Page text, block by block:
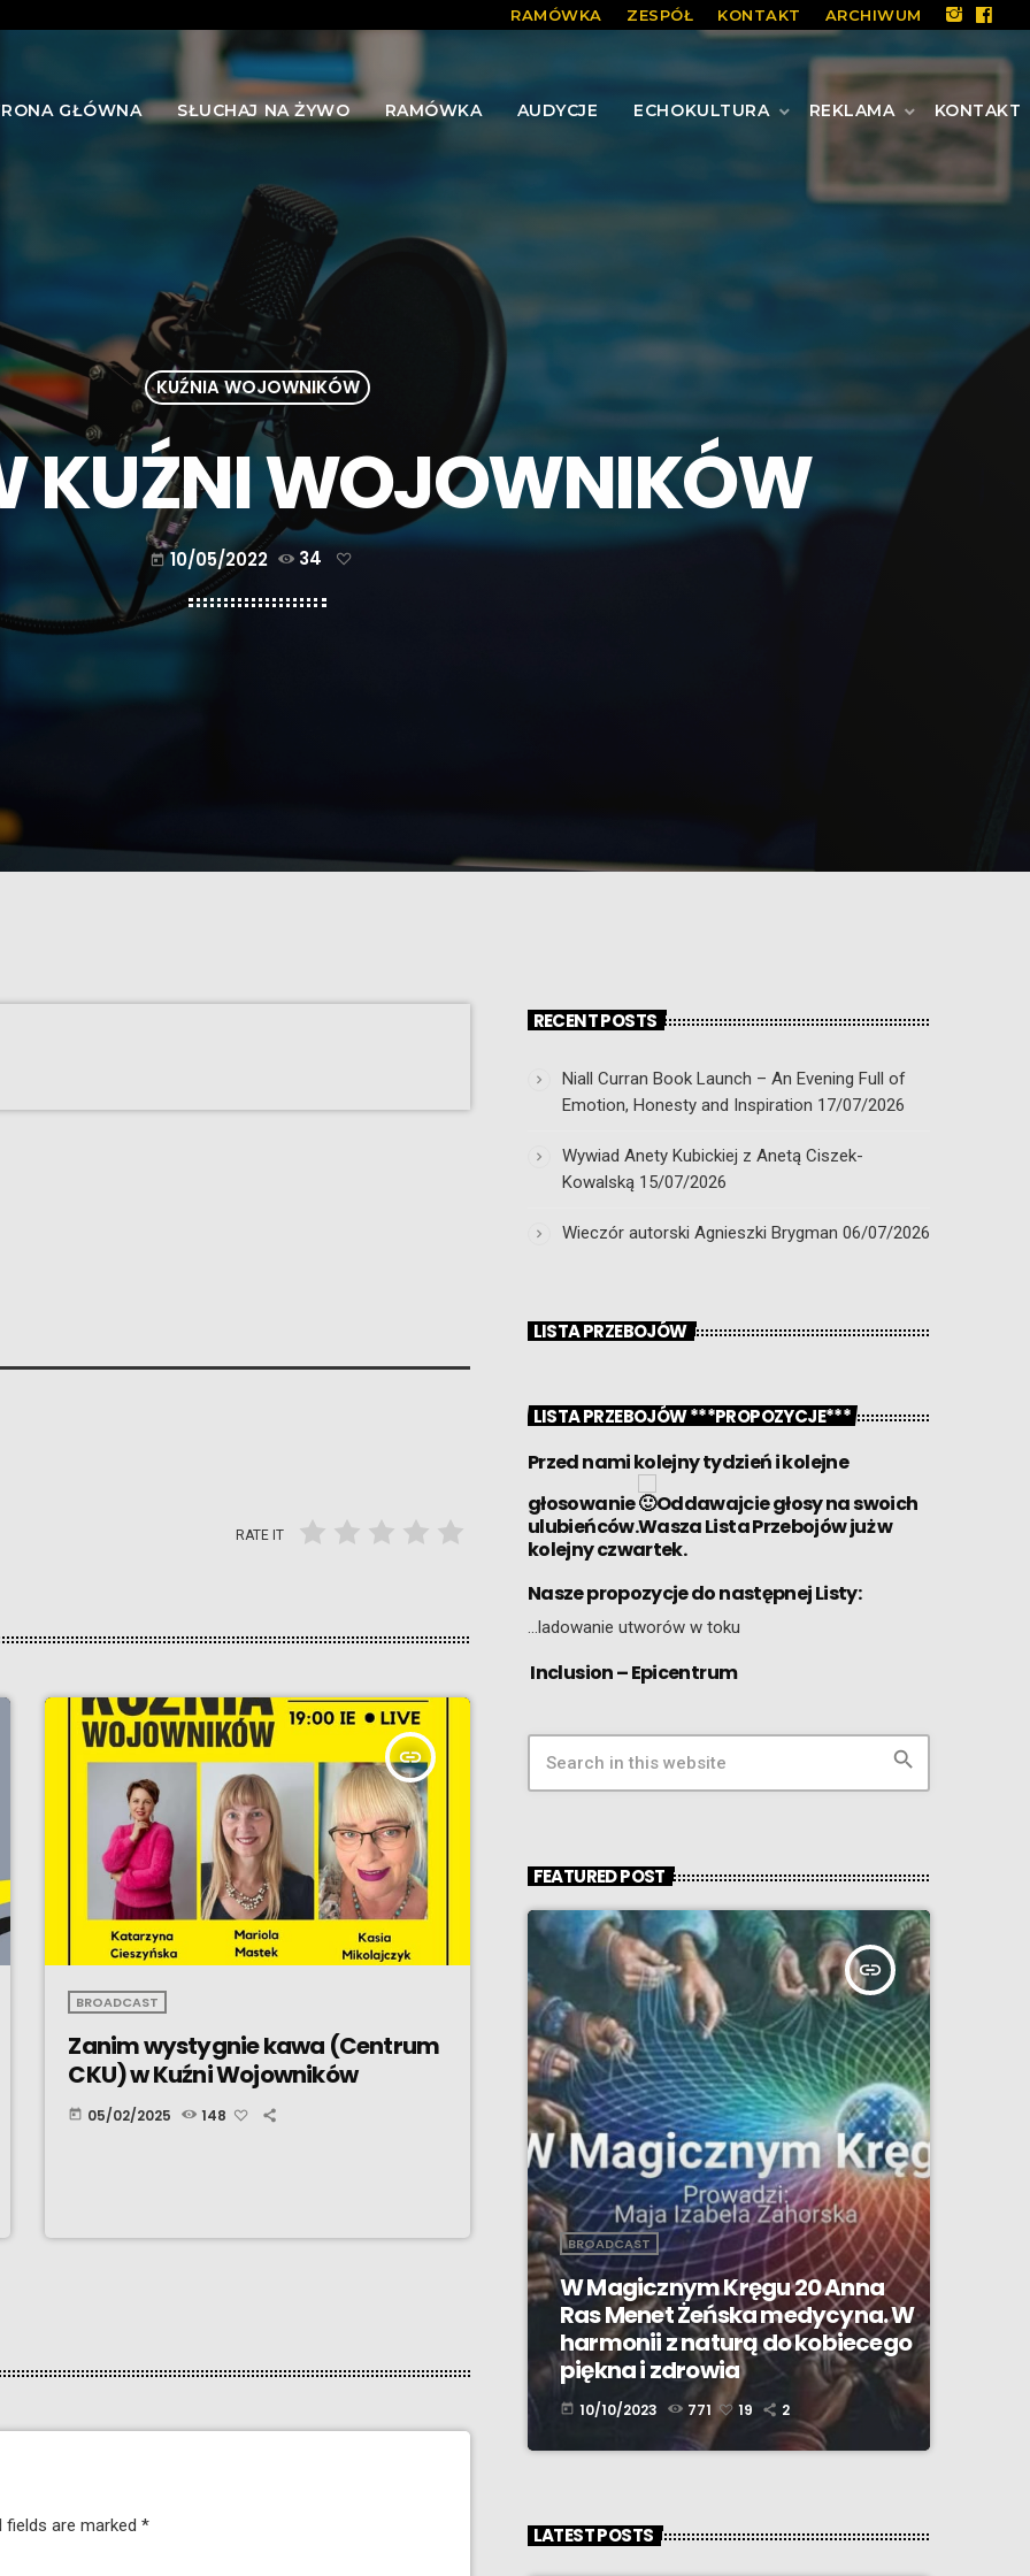
RAMÓWKA ZESPÓŁ KONTAKT ARCHIWUM
GŁÓWNA SŁUCHAJ NA ŻYWO RAMÓWKA AUDYCJE ECHOKULTURA REKLAMA KONTAKT
KUŹNIA WOJOWNIKÓW
KUŹNI WOJOWNIKÓW
today 10/05/2022 34
RATE IT
insert_link
BROADCAST
Zanim wystygnie kawa (Centrum
CKU) w Kuźni Wojowników
today 05/02/2025 148
fields are marked *
RECENT POSTS
Niall Curran Book Launch – An Evening Full of
Emotion, Honesty and Inspiration 17/07/2026
Wywiad Anety Kubickiej z Anetą Ciszek-
Kowalską 15/07/2026
Wieczór autorski Agnieszki Brygman 06/07/2026
LISTA PRZEBOJÓW
LISTA PRZEBOJÓW ***PROPOZYCJE***
Przed nami kolejny tydzień i kolejne
głosowanie
Oddawajcie głosy na swoich
ulubieńców.Wasza Lista Przebojów już w
kolejny czwartek.
Nasze propozycje do następnej Listy:
…ladowanie utworów w toku
Inclusion – Epicentrum
search
FEATURED POST
insert_link
BROADCAST
W Magicznym Kręgu 20 Anna
Ras Menet Żeńska medycyna. W
harmonii z naturą do kobiecego
piękna i zdrowia
today 10/10/2023 771 19 2
LATEST POSTS